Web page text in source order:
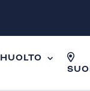
HUOLTO